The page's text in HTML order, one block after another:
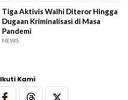
Tiga Aktivis Walhi Diteror Hingga
Dugaan Kriminalisasi di Masa
Pandemi
NEWS
Ikuti Kami